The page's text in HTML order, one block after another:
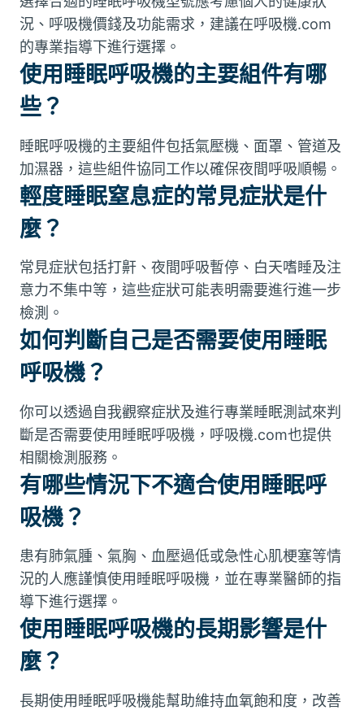
況、呼吸機價錢及功能需求，建議在呼吸機.com
的專業指導下進行選擇。
使用睡眠呼吸機的主要組件有哪
些？
睡眠呼吸機的主要組件包括氣壓機、面罩、管道及
加濕器，這些組件協同工作以確保夜間呼吸順暢。
輕度睡眠窒息症的常見症狀是什
麼？
常見症狀包括打鼾、夜間呼吸暫停、白天嗜睡及注
意力不集中等，這些症狀可能表明需要進行進一步
檢測。
如何判斷自己是否需要使用睡眠
呼吸機？
你可以透過自我觀察症狀及進行專業睡眠測試來判
斷是否需要使用睡眠呼吸機，呼吸機.com也提供
相關檢測服務。
有哪些情況下不適合使用睡眠呼
吸機？
患有肺氣腫、氣胸、血壓過低或急性心肌梗塞等情
況的人應謹慎使用睡眠呼吸機，並在專業醫師的指
導下進行選擇。
使用睡眠呼吸機的長期影響是什
麼？
長期使用睡眠呼吸機能幫助維持血氧飽和度，改善